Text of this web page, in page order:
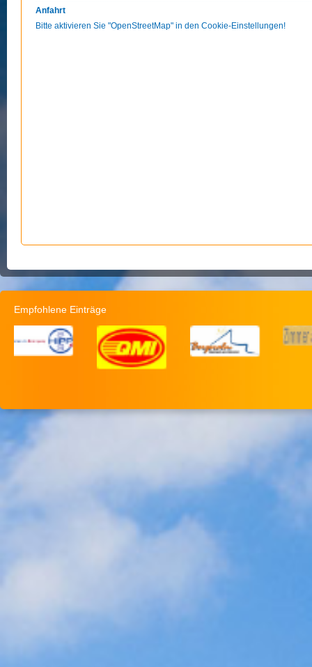
Anfahrt
Bitte aktivieren Sie "OpenStreetMap" in den Cookie-Einstellungen!
Empfohlene Einträge